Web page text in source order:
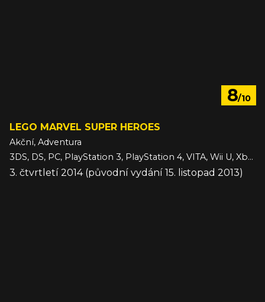
8/10
LEGO MARVEL SUPER HEROES
Akční, Adventura
3DS, DS, PC, PlayStation 3, PlayStation 4, VITA, Wii U, Xbox 360, Xbox One
3. čtvrtletí 2014 (původní vydání 15. listopad 2013)